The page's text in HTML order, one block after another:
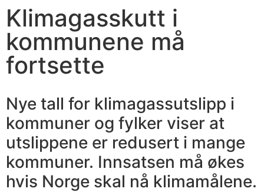
Klimagasskutt i
kommunene må
fortsette
Nye tall for klimagassutslipp i
kommuner og fylker viser at
utslippene er redusert i mange
kommuner. Innsatsen må økes
hvis Norge skal nå klimamålene.